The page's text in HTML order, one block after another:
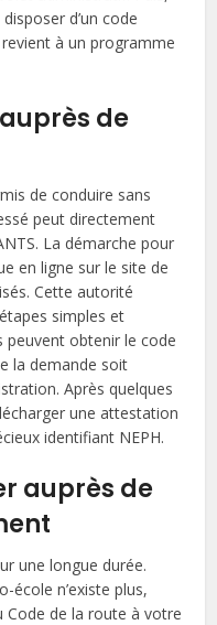
d’un code
à un programme
de
de conduire sans
peut directement
La démarche pour
en ligne sur le site de
Cette autorité
simples et
peuvent obtenir le code
la demande soit
Après quelques
une attestation
identifiant NEPH.
auprès de
une longue durée.
école n’existe plus,
Code de la route à votre